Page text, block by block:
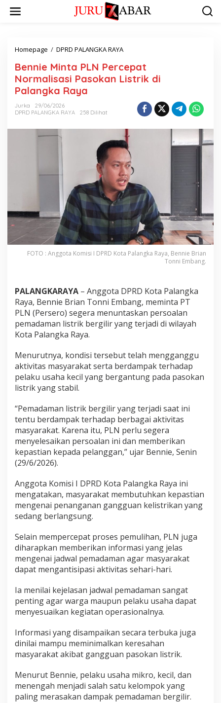
Homepage / DPRD PALANGKA RAYA
Bennie Minta PLN Percepat
Normalisasi Pasokan Listrik di
Palangka Raya
Jurka
29/06/2026
DPRD PALANGKA RAYA
258 Dilihat
FOTO : Anggota Komisi I DPRD Kota Palangka Raya, Bennie Brian
Tonni Embang.
PALANGKARAYA – Anggota DPRD Kota Palangka
Raya, Bennie Brian Tonni Embang, meminta PT
PLN (Persero) segera menuntaskan persoalan
pemadaman listrik bergilir yang terjadi di wilayah
Kota Palangka Raya.
Menurutnya, kondisi tersebut telah mengganggu
aktivitas masyarakat serta berdampak terhadap
pelaku usaha kecil yang bergantung pada pasokan
listrik yang stabil.
“Pemadaman listrik bergilir yang terjadi saat ini
tentu berdampak terhadap berbagai aktivitas
masyarakat. Karena itu, PLN perlu segera
menyelesaikan persoalan ini dan memberikan
kepastian kepada pelanggan,” ujar Bennie, Senin
(29/6/2026).
Anggota Komisi I DPRD Kota Palangka Raya ini
mengatakan, masyarakat membutuhkan kepastian
mengenai penanganan gangguan kelistrikan yang
sedang berlangsung.
Selain mempercepat proses pemulihan, PLN juga
diharapkan memberikan informasi yang jelas
mengenai jadwal pemadaman agar masyarakat
dapat mengantisipasi aktivitas sehari-hari.
Ia menilai kejelasan jadwal pemadaman sangat
penting agar warga maupun pelaku usaha dapat
menyesuaikan kegiatan operasionalnya.
Informasi yang disampaikan secara terbuka juga
dinilai mampu meminimalkan keresahan
masyarakat akibat gangguan pasokan listrik.
Menurut Bennie, pelaku usaha mikro, kecil, dan
menengah menjadi salah satu kelompok yang
paling merasakan dampak pemadaman bergilir.